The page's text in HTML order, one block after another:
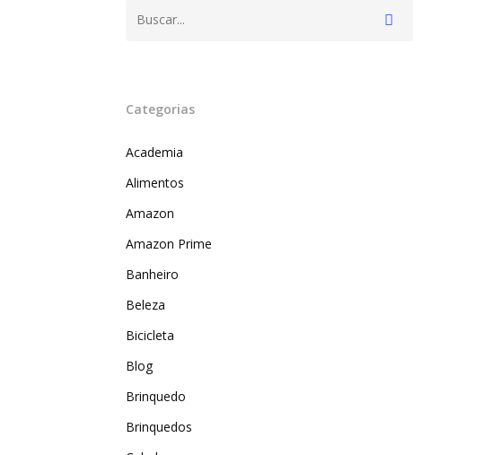
Categorias
Academia
Alimentos
Amazon
Amazon Prime
Banheiro
Beleza
Bicicleta
Blog
Brinquedo
Brinquedos